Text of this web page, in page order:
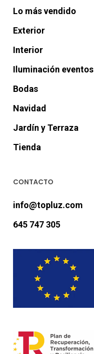
Lo más vendido
Exterior
Interior
Iluminación eventos
Bodas
Navidad
Jardín y Terraza
Tienda
CONTACTO
info@topluz.com
645 747 305